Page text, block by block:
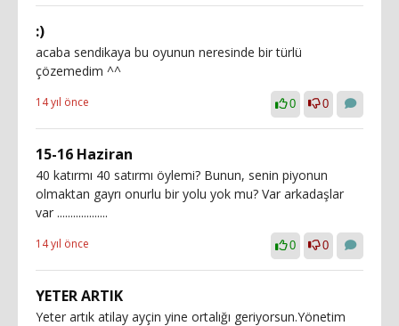
:)
acaba sendikaya bu oyunun neresinde bir türlü
çözemedim ^^
14 yıl önce 0 0
15-16 Haziran
40 katırmı 40 satırmı öylemi? Bunun, senin piyonun
olmaktan gayrı onurlu bir yolu yok mu? Var arkadaşlar
var ...................
14 yıl önce 0 0
YETER ARTIK
Yeter artık atilay ayçin yine ortalığı geriyorsun.Yönetim